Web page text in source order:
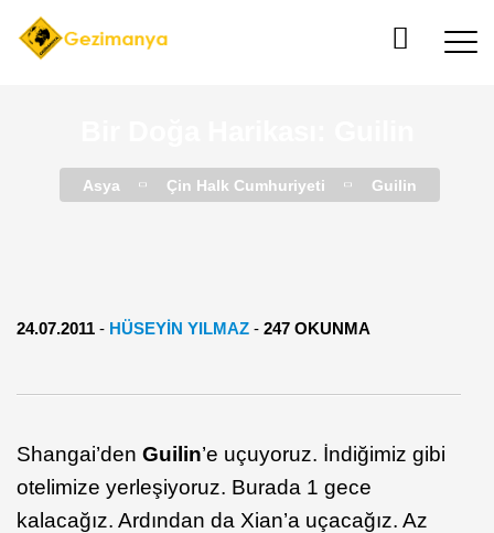
Asya Çin Halk Cumhuriyeti Guilin
24.07.2011 - HÜSEYİN YILMAZ - 247 OKUNMA
Shangai’den Guilin’e uçuyoruz. İndiğimiz gibi
otelimize yerleşiyoruz. Burada 1 gece
kalacağız. Ardından da Xian’a uçacağız. Az